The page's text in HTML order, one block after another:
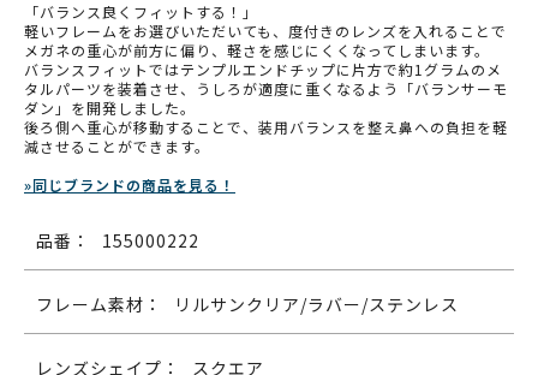
「バランス良くフィットする！」
軽いフレームをお選びいただいても、度付きのレンズを入れることで
メガネの重心が前方に偏り、軽さを感じにくくなってしまいます。
バランスフィットではテンプルエンドチップに片方で約1グラムのメ
タルパーツを装着させ、うしろが適度に重くなるよう「バランサーモ
ダン」を開発しました。
後ろ側へ重心が移動することで、装用バランスを整え鼻への負担を軽
減させることができます。
»同じブランドの商品を見る！
品番： 155000222
フレーム素材： リルサンクリア/ラバー/ステンレス
レンズシェイプ： スクエア